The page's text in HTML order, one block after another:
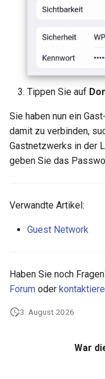
Tippen Sie auf
Sie haben nun ein
damit zu verbinden,
Gastnetzwerks in der
geben Sie das
Verwandte Artikel:
Guest Network
Haben Sie noch
Forum oder
3. August 2026
War